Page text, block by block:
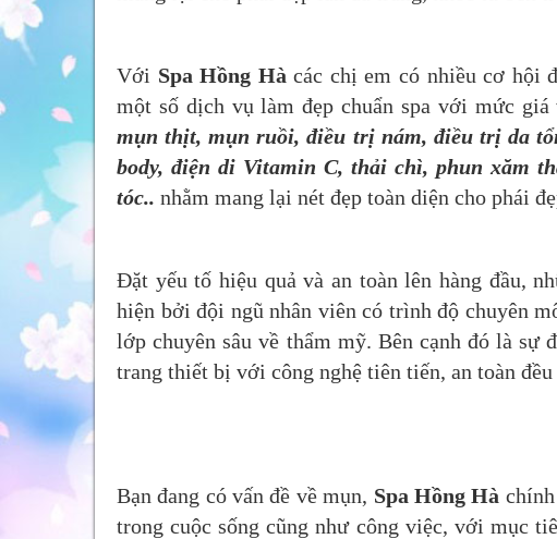
Với Spa Hồng Hà các chị em có nhiều cơ hội
một số dịch vụ làm đẹp chuẩn spa với mức
mụn thịt, mụn ruồi, điều trị nám, điều trị da
body, điện di Vitamin C, thải chì, phun xăm
tóc.. nhằm mang lại nét đẹp toàn diện cho phái
Đặt yếu tố hiệu quả và an toàn lên hàng đầu,
hiện bởi đội ngũ nhân viên có trình độ chuyên
lớp chuyên sâu về thẩm mỹ. Bên cạnh đó là sự
trang thiết bị với công nghệ tiên tiến, an toàn
Bạn đang có vấn đề về mụn, Spa Hồng Hà
trong cuộc sống cũng như công việc, với mục